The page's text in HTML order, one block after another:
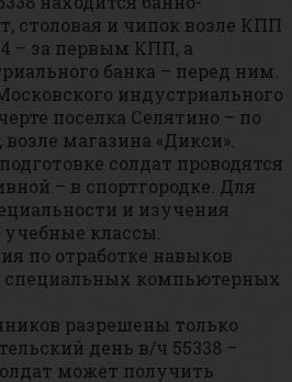
столовая и чипок возле КПП
– за первым КПП, а
банка – перед ним.
индустриального
поселка Селятино – по
магазина «Дикси».
солдат проводятся
– в спортгородке. Для
и изучения
классы.
по отработке навыков
специальных компьютерных
разрешены только
день в/ч 55338 –
может получить